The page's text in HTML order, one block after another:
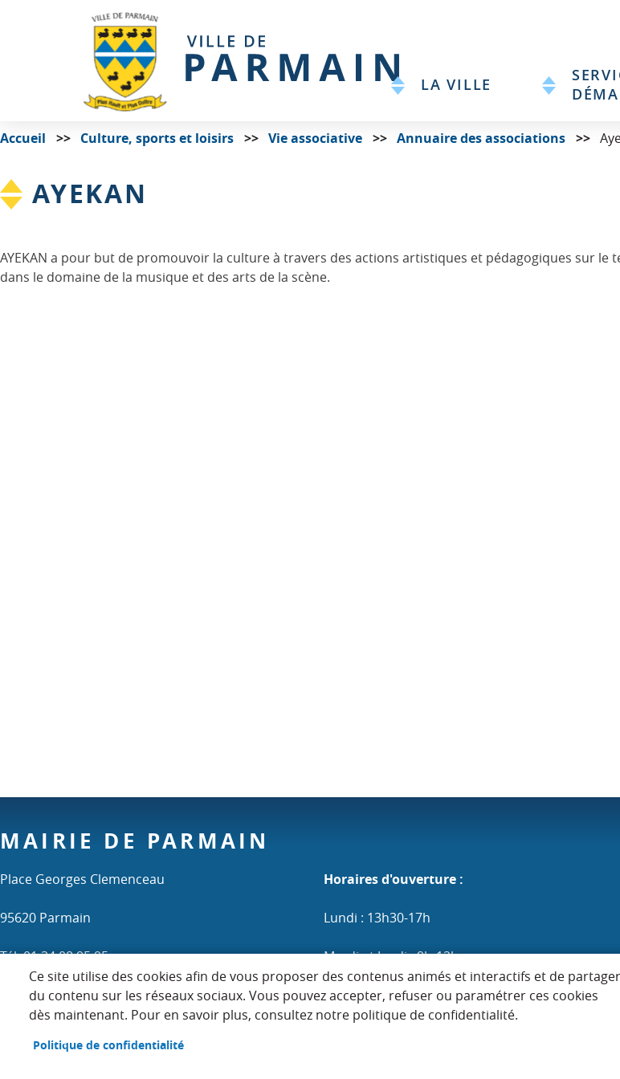
principal
LA VILLE
Accueil Culture, sports et loisirs Vie associative Annuaire des associations
AYEKAN
AYEKAN a pour but de promouvoir la culture à travers des actions artistiques et pédagogiques sur le
dans le domaine de la musique et des arts de la scène.
Ce site utilise des cookies afin de vous proposer des contenus animés et interactifs et de partager
du contenu sur les réseaux sociaux. Vous pouvez accepter, refuser ou paramétrer ces cookies
dès maintenant. Pour en savoir plus, consultez notre politique de confidentialité.
Politique de confidentialité
MAIRIE DE PARMAIN
Place Georges Clemenceau
95620 Parmain
Tél. 01 34 08 95 95
Horaires d'ouverture :
Lundi : 13h30-17h
Mardi et Jeudi : 9h-12h
Mercredi et Vendredi : 9h-12h / 13h30-17h